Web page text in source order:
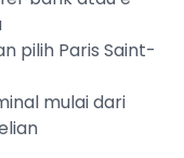
pilih Paris Saint-
mulai dari